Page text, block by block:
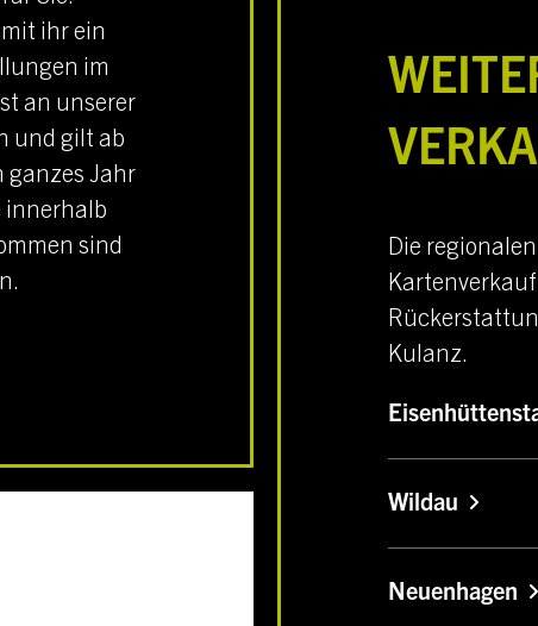
ihr ein
im
an unserer
und gilt ab
ganzes Jahr
innerhalb
sind
Die
Kulanz.
Wildau
Neuenhagen